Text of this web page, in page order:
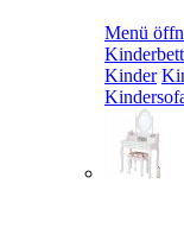
Menü
Kinder